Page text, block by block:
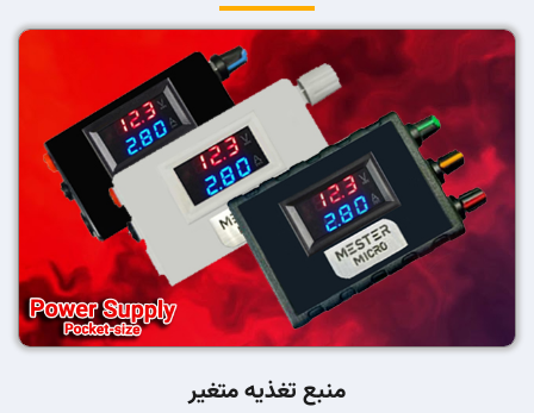
منبع تغذیه متغیر